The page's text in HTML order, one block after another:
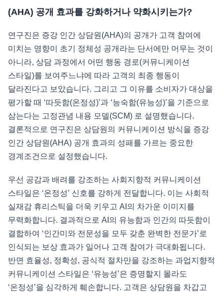
(AHA) 공개 효과를 강화하거나 약화시키는가?
연구진은 증강 인간 상담원(AHA)의 공개가 고객 참여에
미치는 영향이 초기 정체성 공개라는 단서에만 머무는 것이
아니라, 상담 과정에서 어떤 행동 경로(커뮤니케이션
스타일)를 보여주느냐에 따라 고객의 최종 행동이
달라진다고 보았습니다. 그리고 그 이유를 소비자가 대상을
평가할 때 ‘따듯함(온정성)’과 ‘능숙함(유능성)’을 기준으로
삼는다는 고정관념 내용 모델(SCM) 로 설명했습니다.
결론적으로 연구진은 상담원의 커뮤니케이션 방식을 증강
인간 상담원(AHA) 공개 효과의 성패를 가르는 중요한
경계조건으로 설정했습니다.
우선 공감과 배려를 강조하는 사회지향적 커뮤니케이션
스타일은 ‘온정성’ 신호를 강하게 전달합니다. 이는 사회적
실재감 휴리스틱을 더욱 키우고 AI의 차가운 이미지를
무력화합니다. 결과적으로 AI의 유능함과 인간의 따듯함이
결합하여 ‘인간미와 전문성을 모두 갖춘 완벽한 전문가’로
인식되는 보상 효과가 일어나 고객 참여가 극대화됩니다.
반면 효율성, 정확성, 공식적 절차만을 강조하는 과업지향적
커뮤니케이션 스타일은 ‘유능성’은 증명할지 몰라도
‘온정성’을 심각하게 훼손합니다. 고객은 상담원을 차갑고